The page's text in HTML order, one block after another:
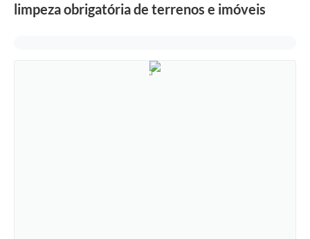
limpeza obrigatória de terrenos e imóveis